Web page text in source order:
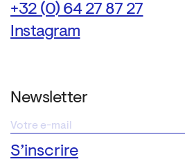
+32 (0) 64 27 87 27
Instagram
Newsletter